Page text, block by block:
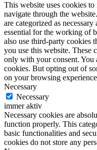
This website uses cookies
navigate through the
are categorized as
essential for the working of
also use third-party cookies
you use this website. These
only with your consent. You
cookies. But opting out of
on your browsing
Necessary
Necessary
immer aktiv
Necessary cookies are
function properly. This
basic functionalities and
cookies do not store any